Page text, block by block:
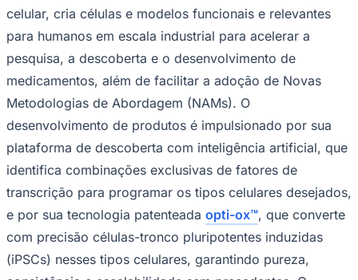
Palmeiras
celular, cria células e modelos funcionais e relevantes
para humanos em escala industrial para acelerar a
pesquisa, a descoberta e o desenvolvimento de
medicamentos, além de facilitar a adoção de Novas
Metodologias de Abordagem (NAMs). O
desenvolvimento de produtos é impulsionado por sua
plataforma de descoberta com inteligência artificial, que
identifica combinações exclusivas de fatores de
transcrição para programar os tipos celulares desejados,
e por sua tecnologia patenteada opti-ox™, que converte
com precisão células-tronco pluripotentes induzidas
(iPSCs) nesses tipos celulares, garantindo pureza,